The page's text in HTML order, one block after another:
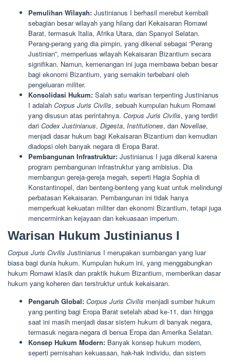
Pemulihan Wilayah: Justinianus I berhasil merebut kembali
sebagian besar wilayah yang hilang dari Kekaisaran Romawi
Barat, termasuk Italia, Afrika Utara, dan Spanyol Selatan.
Perang-perang yang dia pimpin, yang dikenal sebagai “Perang
Justinian”, memperluas wilayah Kekaisaran Bizantium secara
signifikan. Namun, kemenangan ini juga membawa beban besar
bagi ekonomi Bizantium, yang semakin terbebani oleh
pengeluaran militer.
Konsolidasi Hukum: Salah satu warisan terpenting Justinianus
I adalah Corpus Juris Civilis, sebuah kumpulan hukum Romawi
yang disusun atas perintahnya. Corpus Juris Civilis, yang terdiri
dari Codex Justinianus, Digesta, Institutiones, dan Novellae,
menjadi dasar hukum bagi Kekaisaran Bizantium dan kemudian
diadopsi oleh banyak negara di Eropa Barat.
Pembangunan Infrastruktur: Justinianus I juga dikenal karena
program pembangunan infrastruktur yang ambisius. Dia
membangun gereja-gereja megah, seperti Hagia Sophia di
Konstantinopel, dan benteng-benteng yang kuat untuk melindungi
perbatasan Kekaisaran. Pembangunan ini tidak hanya
memperkuat kekuatan militer dan ekonomi Bizantium, tetapi juga
mencerminkan kejayaan dan kekuasaan imperium.
Warisan Hukum Justinianus I
Corpus Juris Civilis Justinianus I merupakan sumbangan yang luar
biasa bagi dunia hukum. Kumpulan hukum ini, yang menggabungkan
hukum Romawi klasik dan praktik hukum Bizantium, memberikan dasar
hukum yang koheren dan terstruktur untuk kekaisaran.
Pengaruh Global: Corpus Juris Civilis menjadi sumber hukum
yang penting bagi Eropa Barat setelah abad ke-11, dan hingga
saat ini masih menjadi dasar sistem hukum di banyak negara,
termasuk negara-negara di benua Eropa dan Amerika Selatan.
Konsep Hukum Modern: Banyak konsep hukum modern,
seperti pemisahan kekuasaan, hak-hak individu, dan sistem